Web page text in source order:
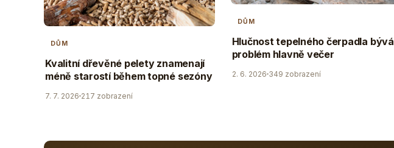
DŮM
Kvalitní dřevěné pelety znamenají
méně starostí během topné sezóny
7. 7. 2026 217 zobrazení
DŮM
Hlučnost tepelného čerpadla bývá
problém hlavně večer
2. 6. 2026 349 zobrazení